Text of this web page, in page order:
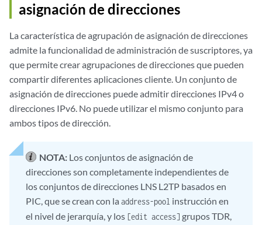
asignación de direcciones
La característica de agrupación de asignación de direcciones
admite la funcionalidad de administración de suscriptores, ya
que permite crear agrupaciones de direcciones que pueden
compartir diferentes aplicaciones cliente. Un conjunto de
asignación de direcciones puede admitir direcciones IPv4 o
direcciones IPv6. No puede utilizar el mismo conjunto para
ambos tipos de dirección.
NOTA: Los conjuntos de asignación de
direcciones son completamente independientes de
los conjuntos de direcciones LNS L2TP basados en
PIC, que se crean con la address-pool instrucción en
el nivel de jerarquía, y los [edit access] grupos TDR,